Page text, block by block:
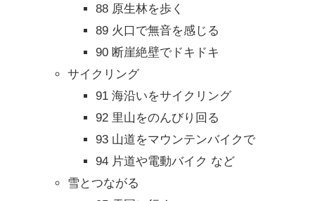
88 原生林を歩く
89 火口で無音を感じる
90 断崖絶壁でドキドキ
サイクリング
91 海沿いをサイクリング
92 里山をのんびり回る
93 山道をマウンテンバイクで
94 片道や電動バイク など
雪とつながる